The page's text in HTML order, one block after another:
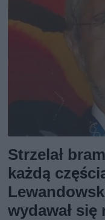
Strzelał
każdą
wydawał